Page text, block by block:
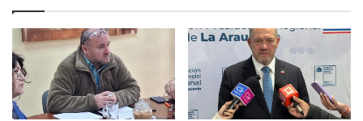
m
e
r
e
s
i
s
ó
n
:
e